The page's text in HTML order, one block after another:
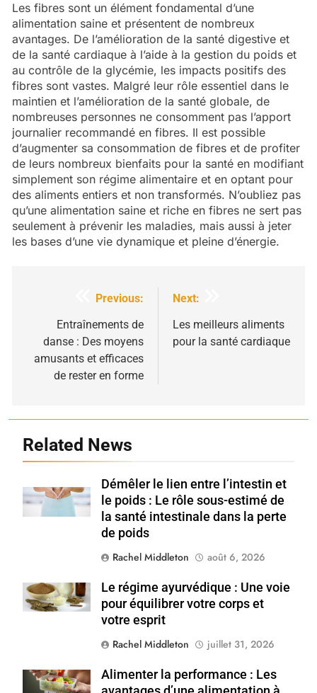
Les fibres sont un élément fondamental d’une
alimentation saine et présentent de nombreux
avantages. De l’amélioration de la santé digestive et
de la santé cardiaque à l’aide à la gestion du poids et
au contrôle de la glycémie, les impacts positifs des
fibres sont vastes. Malgré leur rôle essentiel dans le
maintien et l’amélioration de la santé globale, de
nombreuses personnes ne consomment pas l’apport
journalier recommandé en fibres. Il est possible
d’augmenter sa consommation de fibres et de profiter
de leurs nombreux bienfaits pour la santé en modifiant
simplement son régime alimentaire et en optant pour
des aliments entiers et non transformés. N’oubliez pas
qu’une alimentation saine et riche en fibres ne sert pas
seulement à prévenir les maladies, mais aussi à jeter
les bases d’une vie dynamique et pleine d’énergie.
Navigation
l’article
Previous:
Entraînements de
danse : Des moyens
amusants et efficaces
de rester en forme
Next:
Les meilleurs aliments
pour la santé cardiaque
Related News
Shutterstock
Démêler le lien entre l’intestin et
le poids : Le rôle sous-estimé de
la santé intestinale dans la perte
de poids
Rachel Middleton
août 6, 2026
Shutterstock
Le régime ayurvédique : Une voie
pour équilibrer votre corps et
votre esprit
Rachel Middleton
juillet 31, 2026
Shutterstock
Alimenter la performance : Les